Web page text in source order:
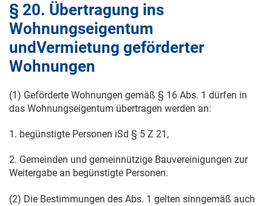
§ 20. Übertragung ins
Wohnungseigentum
undVermietung geförderter
Wohnungen
(1) Geförderte Wohnungen gemäß § 16 Abs. 1 dürfen in
das Wohnungseigentum übertragen werden an:
1. begünstigte Personen iSd § 5 Z 21,
2. Gemeinden und gemeinnützige Bauvereinigungen zur
Weitergabe an begünstigte Personen.
(2) Die Bestimmungen des Abs. 1 gelten sinngemäß auch